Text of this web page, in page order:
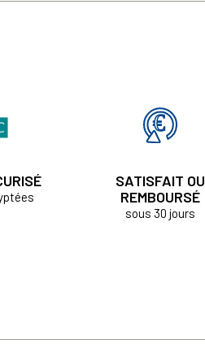
SATISFAIT OU
REMBOURSÉ
sous 30 jours